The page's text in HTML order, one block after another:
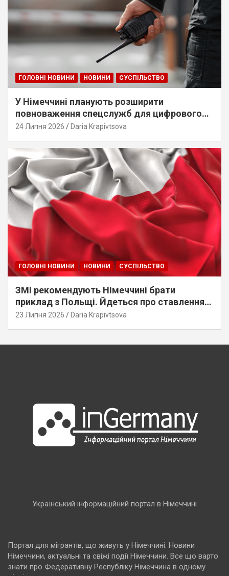
ГОЛОВНІ НОВИНИ НОВИНИ СУСПІЛЬСТВО
У Німеччині планують розширити
повноваження спецслужб для цифрового
стеження
24 Липня 2026 Daria Krapivtsova
ГОЛОВНІ НОВИНИ НОВИНИ СУСПІЛЬСТВО
ЗМІ рекомендують Німеччині брати
приклад з Польщі. Йдеться про ставлення
до українців
23 Липня 2026 Daria Krapivtsova
Український інформаційний портал в Німеччині
Портал для мігрантів, що живуть у Німеччині. Новини
Німеччини, актуальні та свіжі події Німеччини. Все що варто
знати про Федеративну Республіку Німеччина в одному